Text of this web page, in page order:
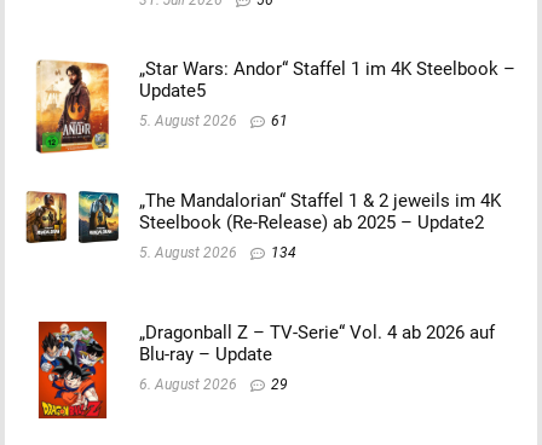
„Star Wars: Andor“ Staffel 1 im 4K Steelbook –
Update5
5. August 2026 61
„The Mandalorian“ Staffel 1 & 2 jeweils im 4K
Steelbook (Re-Release) ab 2025 – Update2
5. August 2026 134
„Dragonball Z – TV-Serie“ Vol. 4 ab 2026 auf
Blu-ray – Update
6. August 2026 29